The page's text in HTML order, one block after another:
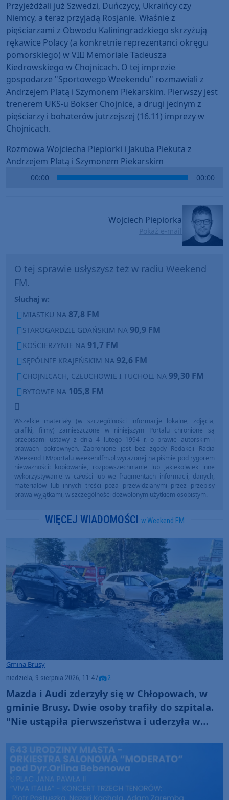
Przyjeżdżali już Szwedzi, Duńczycy, Ukraińcy czy
Niemcy, a teraz przyjadą Rosjanie. Właśnie z
pięściarzami z Obwodu Kaliningradzkiego skrzyżują
rękawice Polacy (a konkretnie reprezentanci okręgu
pomorskiego) w VIII Memoriale Tadeusza
Kiedrowskiego w Chojnicach. O tej imprezie
gospodarze "Sportowego Weekendu" rozmawiali z
Andrzejem Platą i Szymonem Piekarskim. Pierwszy jest
trenerem UKS-u Bokser Chojnice, a drugi jednym z
pięściarzy i bohaterów jutrzejszej (16.11) imprezy w
Chojnicach.
Rozmowa Wojciecha Piepiorki i Jakuba Piekuta z
Andrzejem Platą i Szymonem Piekarskim
00:00 00:00
Wojciech Piepiorka
Pokaż e-mail
O tej sprawie usłyszysz też w radiu Weekend
FM.
Słuchaj w:
MIASTKU NA 87,8 FM
STAROGARDZIE GDAŃSKIM NA 90,9 FM
KOŚCIERZYNIE NA 91,7 FM
SĘPÓLNIE KRAJEŃSKIM NA 92,6 FM
CHOJNICACH, CZŁUCHOWIE I TUCHOLI NA 99,30 FM
BYTOWIE NA 105,8 FM
Wszelkie materiały (w szczególności informacje lokalne, zdjęcia,
grafiki, filmy) zamieszczone w niniejszym Portalu chronione są
przepisami ustawy z dnia 4 lutego 1994 r. o prawie autorskim i
prawach pokrewnych. Zabronione jest bez zgody Redakcji Radia
Weekend FM/portalu weekendfm.pl wyrażonej na piśmie pod rygorem
nieważności: kopiowanie, rozpowszechnianie lub jakiekolwiek inne
wykorzystywanie w całości lub we fragmentach informacji, danych,
materiałów lub innych treści poza przewidzianymi przez przepisy
prawa wyjątkami, w szczególności dozwolonym użytkiem osobistym.
WIĘCEJ WIADOMOŚCI w Weekend FM
Gmina Brusy
niedziela, 9 sierpnia 2026, 11:47 2
Mazda i Audi zderzyły się w Chłopowach, w
gminie Brusy. Dwie osoby trafiły do szpitala.
"Nie ustąpiła pierwszeństwa i uderzyła w